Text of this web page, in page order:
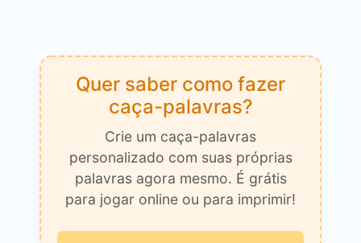
Quer saber como fazer
caça-palavras?
Crie um caça-palavras
personalizado com suas próprias
palavras agora mesmo. É grátis
para jogar online ou para imprimir!